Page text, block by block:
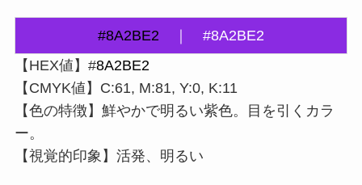
#8A2BE2 ｜
#8A2BE2
【HEX値】#8A2BE2
【CMYK値】C:61, M:81, Y:0, K:11
【色の特徴】鮮やかで明るい紫色。目を引くカラ
ー。
【視覚的印象】活発、明るい